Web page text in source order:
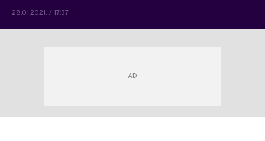
28.01.2021. / 17:37